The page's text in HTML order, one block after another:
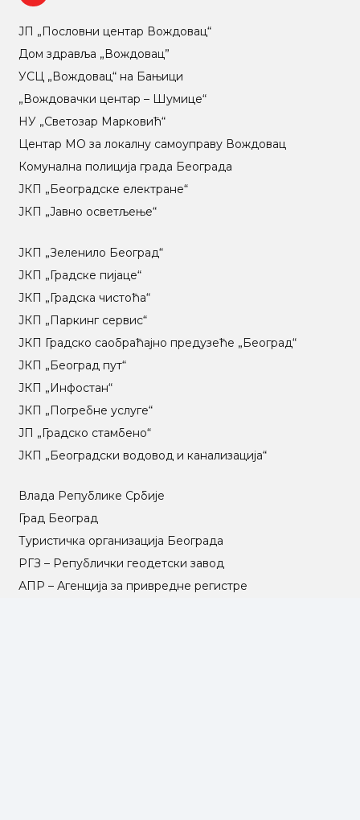
ЈП „Пословни центар Вождовац“
Дом здравља „Вождовац”
УСЦ „Вождовац“ на Бањици
„Вождовачки центар – Шумице“
НУ „Светозар Марковић“
Центар МO за локалну самоуправу Вождовац
Комунална полиција града Београда
ЈКП „Београдске електране“
ЈКП „Јавно осветљење“
ЈКП „Зеленило Београд“
ЈКП „Градске пијаце“
ЈКП „Градска чистоћа“
ЈКП „Паркинг сервис“
ЈКП Градско саобраћајно предузеће „Београд“
ЈКП „Београд пут“
ЈКП „Инфостан“
ЈКП „Погребне услуге“
ЈП „Градско стамбено“
ЈКП „Београдски водовод и канализација“
Влада Републике Србије
Град Београд
Туристичка организација Београда
РГЗ – Републички геодетски завод
АПР – Агенција за привредне регистре